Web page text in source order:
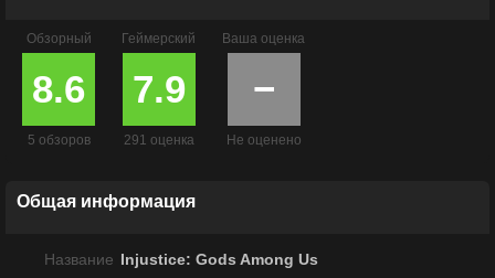
Обзорный
8.6
5 обзоров
Геймерский
7.9
291 оценка
Ваша оценка
−
Не оценено
Общая информация
Название Injustice: Gods Among Us